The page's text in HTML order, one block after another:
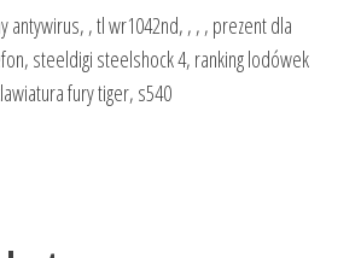
antywirus, , tl wr1042nd, , , , prezent dla
steeldigi steelshock 4, ranking lodówek
fury tiger, s540